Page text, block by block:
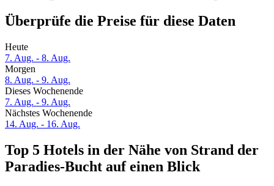
Überprüfe die Preise für diese Daten
Heute
7. Aug. - 8. Aug.
Morgen
8. Aug. - 9. Aug.
Dieses Wochenende
7. Aug. - 9. Aug.
Nächstes Wochenende
14. Aug. - 16. Aug.
Top 5 Hotels in der Nähe von Strand der
Paradies-Bucht auf einen Blick